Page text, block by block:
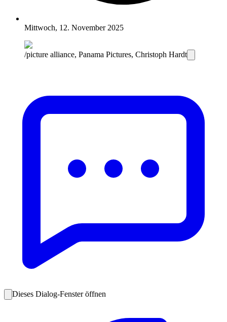
Mittwoch, 12. November 2025
/picture alliance, Panama Pictures, Christoph Hardt
Dieses Dialog-Fenster öffnen